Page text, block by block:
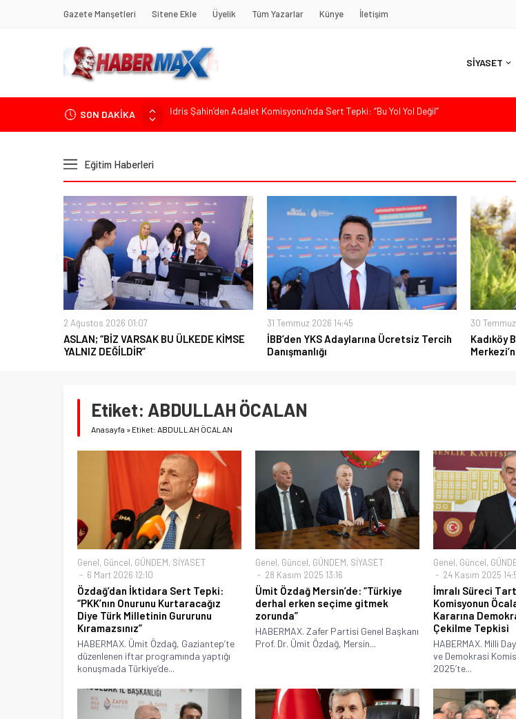
Gazete Manşetleri Sitene Ekle Üyelik Tüm Yazarlar Künye İletişim
SİYASET
SON DAKİKA
Soner Çiçekli’den Çekmeköy Meclisi’nde Eleştiri: “Enerjimizi Hizmete Değil, Krizlere
Edremit’te Kaymakam Ahmet Odabaş’a Duygu Dolu Veda Gecesi
İdris Şahin’den Adalet Komisyonu’nda Sert Tepki: “Bu Yol Yol Değil”
Eğitim Haberleri
2 Ağustos 2026 01:07
ASLAN; “BİZ VARSAK BU ÜLKEDE KİMSE
YALNIZ DEĞİLDİR”
31 Temmuz 2026 14:45
İBB’den YKS Adaylarına Ücretsiz Tercih
Danışmanlığı
30
Kadıköy
Etiket: ABDULLAH ÖCALAN
Anasayfa » Etiket: ABDULLAH ÖCALAN
Genel, Güncel, GÜNDEM, SİYASET
6 Mart 2026 12:10
Özdağ’dan İktidara Sert Tepki:
“PKK’nın Onurunu Kurtaracağız
Diye Türk Milletinin Gururunu
Kıramazsınız”
HABERMAX. Ümit Özdağ, Gaziantep’te
düzenlenen iftar programında yaptığı
konuşmada Türkiye’de...
Genel, Güncel, GÜNDEM, SİYASET
28 Kasım 2025 13:16
Ümit Özdağ Mersin’de: “Türkiye
derhal erken seçime gitmek
zorunda”
HABERMAX. Zafer Partisi Genel Başkanı
Prof. Dr. Ümit Özdağ, Mersin...
Genel, Güncel,
24 Kasım 2025
İmralı Süreci
Komisyonun
Kararına
Çekilme Tepkisi
HABERMAX. Milli
ve Demokrasi
2025’te...